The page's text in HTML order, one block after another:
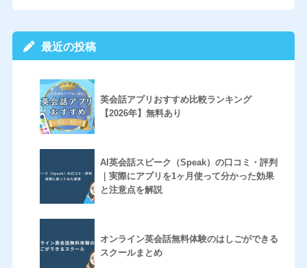
最近の投稿
英会話アプリおすすめ比較ランキング
【2026年】無料あり
AI英会話スピーク（Speak）の口コミ・評判
｜実際にアプリを1ヶ月使って分かった効果
と注意点を解説
オンライン英会話無料体験のはしごができる
スクールまとめ